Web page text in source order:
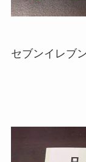
セブンイレブ